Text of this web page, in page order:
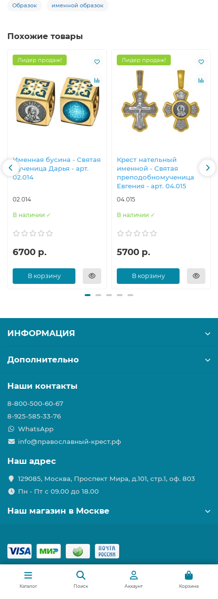
Образок именной образок
Похожие товары
Лидер продаж!
Именная бусина - Святая
мученица Дарья - арт.
02.014
02.014
В наличии ✓
6700 р.
В корзину
Лидер продаж!
Крест нательный
именной - Святая
преподобномученица
Евгения - арт. 04.015
04.015
В наличии ✓
5700 р.
В корзину
ИНФОРМАЦИЯ
Дополнительно
Наши контакты
8-800-500-60-67
8-925-585-33-76
WhatsApp
info@православный-крест.рф
Наш адрес
129085, Москва, Проспект Мира, д.101, стр.1, оф. 803
Пн - Пт с 09.00 до 18.00
Наш магазин в Москве
Каталог Поиск Аккаунт Корзина